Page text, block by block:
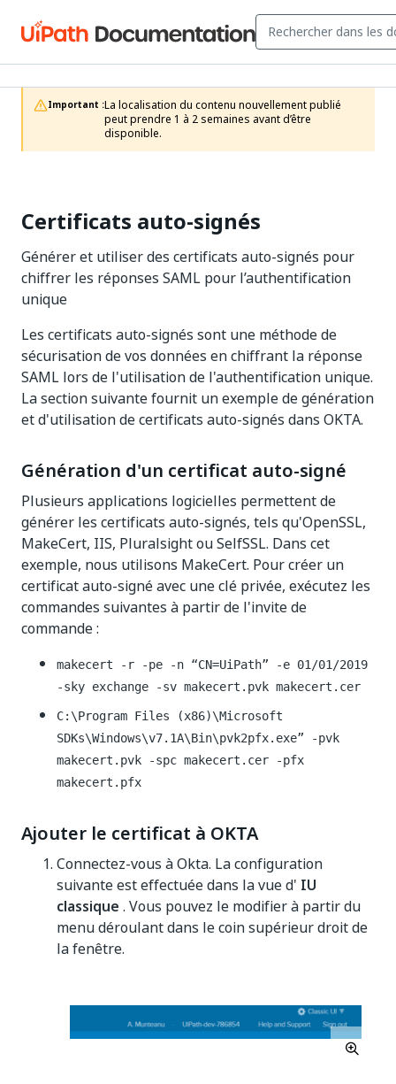
Important :La localisation du contenu nouvellement publié
peut prendre 1 à 2 semaines avant d’être
disponible.
Certificats auto-signés
Générer et utiliser des certificats auto-signés pour
chiffrer les réponses SAML pour l’authentification
unique
Les certificats auto-signés sont une méthode de
sécurisation de vos données en chiffrant la réponse
SAML lors de l'utilisation de l'authentification unique.
La section suivante fournit un exemple de génération
et d'utilisation de certificats auto-signés dans OKTA.
Génération d'un certificat auto-signé
Plusieurs applications logicielles permettent de
générer les certificats auto-signés, tels qu'OpenSSL,
MakeCert, IIS, Pluralsight ou SelfSSL. Dans cet
exemple, nous utilisons MakeCert. Pour créer un
certificat auto-signé avec une clé privée, exécutez les
commandes suivantes à partir de l'invite de
commande :
makecert -r -pe -n “CN=UiPath” -e 01/01/2019
-sky exchange -sv makecert.pvk makecert.cer
C:\Program Files (x86)\Microsoft
SDKs\Windows\v7.1A\Bin\pvk2pfx.exe” -pvk
makecert.pvk -spc makecert.cer -pfx
makecert.pfx
Ajouter le certificat à OKTA
Connectez-vous à Okta. La configuration
suivante est effectuée dans la vue d' IU
classique . Vous pouvez le modifier à partir du
menu déroulant dans le coin supérieur droit de
la fenêtre.